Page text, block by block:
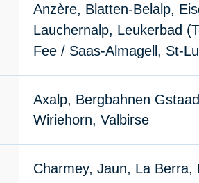
Anzère, Blatten-Belalp,
Lauchernalp, Leukerbad
Fee / Saas-Almagell, St-
Axalp, Bergbahnen
Wiriehorn, Valbirse
Charmey, Jaun, La Berra,